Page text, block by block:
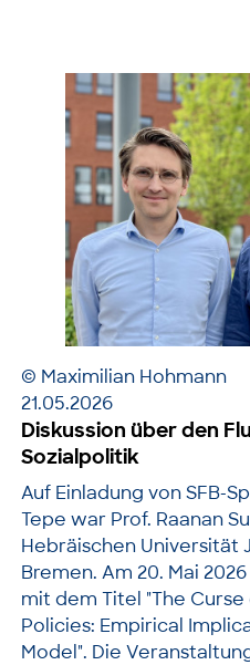
© Maximilian Hohmann
21.05.2026
Diskussion über den
Sozialpolitik
Auf Einladung von SFB-
Tepe war Prof. Raanan
Hebräischen Universität
Bremen. Am 20. Mai
mit dem Titel "The
Policies: Empirical
Model". Die